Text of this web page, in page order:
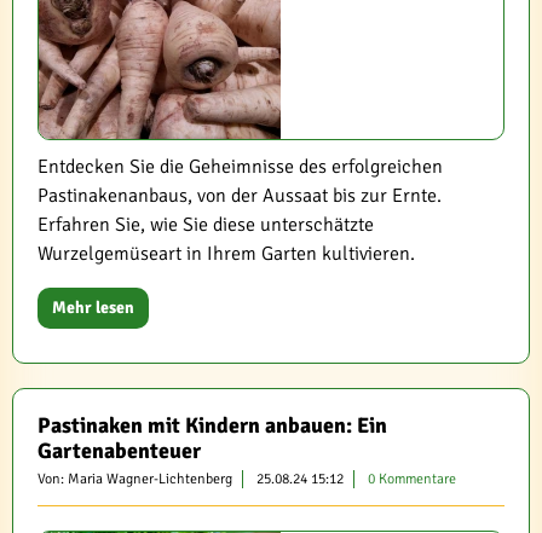
Entdecken Sie die Geheimnisse des erfolgreichen
Pastinakenanbaus, von der Aussaat bis zur Ernte.
Erfahren Sie, wie Sie diese unterschätzte
Wurzelgemüseart in Ihrem Garten kultivieren.
Mehr lesen
Pastinaken mit Kindern anbauen: Ein
Gartenabenteuer
Von: Maria Wagner-Lichtenberg 25.08.24 15:12 0 Kommentare